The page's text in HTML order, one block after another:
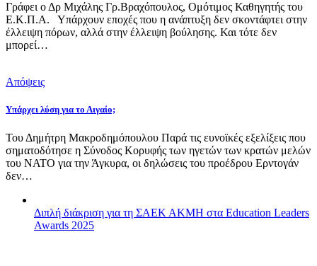
Γράφει ο Δρ Μιχάλης Γρ.Βραχόπουλος, Ομότιμος Καθηγητής του
Ε.Κ.Π.Α. Υπάρχουν εποχές που η ανάπτυξη δεν σκοντάφτει στην
έλλειψη πόρων, αλλά στην έλλειψη βούλησης. Και τότε δεν
μπορεί…
Απόψεις
Υπάρχει λύση για το Αιγαίο;
Του Δημήτρη Μακροδημόπουλου Παρά τις ευνοϊκές εξελίξεις που
σηματοδότησε η Σύνοδος Κορυφής των ηγετών των κρατών μελών
του ΝΑΤΟ για την Άγκυρα, οι δηλώσεις του προέδρου Ερντογάν
δεν…
Διπλή διάκριση για τη ΣΑΕΚ ΑΚΜΗ στα Education Leaders
Awards 2025